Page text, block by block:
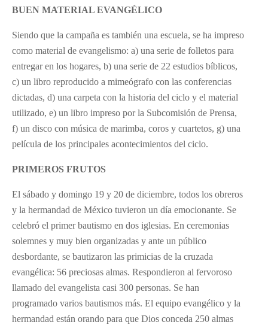
BUEN MATERIAL EVANGÉLICO
Siendo que la campaña es también una escuela, se ha impreso
como material de evangelismo: a) una serie de folletos para
entregar en los hogares, b) una serie de 22 estudios bíblicos,
c) un libro reproducido a mimeógrafo con las conferencias
dictadas, d) una carpeta con la historia del ciclo y el material
utilizado, e) un libro impreso por la Subcomisión de Prensa,
f) un disco con música de marimba, coros y cuartetos, g) una
película de los principales acontecimientos del ciclo.
PRIMEROS FRUTOS
El sábado y domingo 19 y 20 de diciembre, todos los obreros
y la hermandad de México tuvieron un día emocionante. Se
celebró el primer bautismo en dos iglesias. En ceremonias
solemnes y muy bien organizadas y ante un público
desbordante, se bautizaron las primicias de la cruzada
evangélica: 56 preciosas almas. Respondieron al fervoroso
llamado del evangelista casi 300 personas. Se han
programado varios bautismos más. El equipo evangélico y la
hermandad están orando para que Dios conceda 250 almas